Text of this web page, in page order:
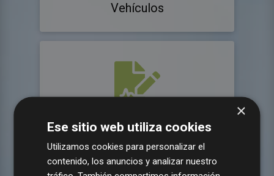
Vehículos
×
Ese sitio web utiliza cookies
Utilizamos cookies para personalizar el
contenido, los anuncios y analizar nuestro